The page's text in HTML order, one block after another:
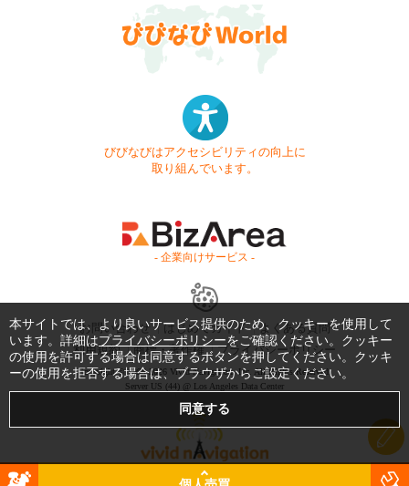
びびなびはアクセシビリティの向上に
取り組んでいます。
- 企業向けサービス -
お問い合わせ はじめてガイド
よくある質問
利用規約
商標・著作権 プライバシーポリシー
Copyright © 1999-2026 Vivid Navigation, Inc. All Rights Reserved.
Server US (44) @ Los Angeles Data Center
本サイトでは、より良いサービス提供のため、クッキーを使用して
います。詳細はプライバシーポリシーをご確認ください。クッキー
の使用を許可する場合は同意するボタンを押してください。クッキ
ーの使用を拒否する場合は、ブラウザからご設定ください。